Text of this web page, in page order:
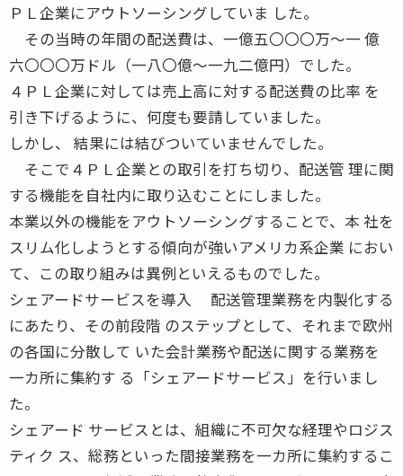
ＰＬ企業にアウトソーシングしていま した。
その当時の年間の配送費は、一億五〇〇〇万〜一 億
六〇〇〇万ドル（一八〇億〜一九二億円）でした。
４ＰＬ企業に対しては売上高に対する配送費の比率 を
引き下げるように、何度も要請していました。
しかし、 結果には結びついていませんでした。
そこで４ＰＬ企業との取引を打ち切り、配送管 理に関
する機能を自社内に取り込むことにしました。
本業以外の機能をアウトソーシングすることで、本 社を
スリム化しようとする傾向が強いアメリカ系企業 におい
て、この取り組みは異例といえるものでした。
シェアードサービスを導入 配送管理業務を内製化する
にあたり、その前段階 のステップとして、それまで欧州
の各国に分散して いた会計業務や配送に関する業務を
一カ所に集約す る「シェアードサービス」を行いまし
た。
シェアード サービスとは、組織に不可欠な経理やロジス
ティク ス、総務といった間接業務を一カ所に集約するこ